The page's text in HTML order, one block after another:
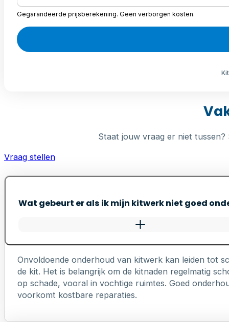
Gegarandeerde prijsberekening. Geen verborgen kosten.
Staat jouw vraag er niet tussen?
Vraag stellen
Wat gebeurt er als ik mijn kitwerk niet goed
Onvoldoende onderhoud van kitwerk kan leiden tot
de kit. Het is belangrijk om de kitnaden regelmatig
op schade, vooral in vochtige ruimtes. Goed
voorkomt kostbare reparaties.